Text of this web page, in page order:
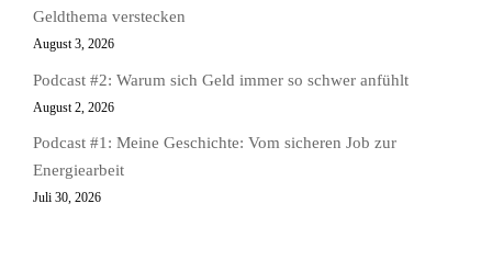
Geldthema verstecken
August 3, 2026
Podcast #2: Warum sich Geld immer so schwer anfühlt
August 2, 2026
Podcast #1: Meine Geschichte: Vom sicheren Job zur
Energiearbeit
Juli 30, 2026